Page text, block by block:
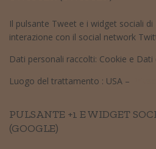
Il pulsante Tweet e i widget sociali
interazione con il social network
Dati personali raccolti: Cookie e Dati
Luogo del trattamento : USA –
PULSANTE +1 E WIDGET
(GOOGLE)